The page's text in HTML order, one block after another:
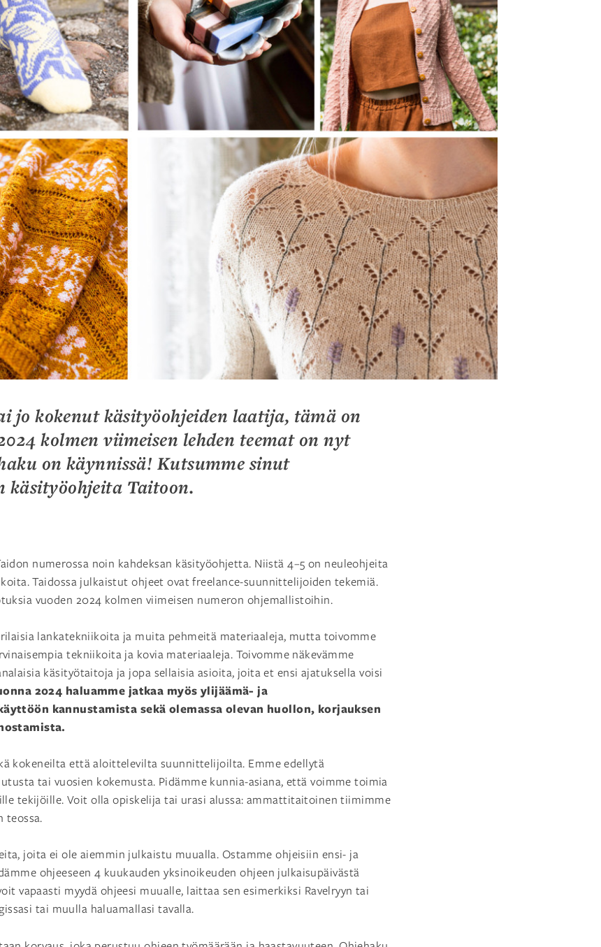
jo kokenut käsityöohjeiden laatija, tämä on
kolmen viimeisen lehden teemat on nyt
on käynnissä! Kutsumme sinut
käsityöohjeita Taitoon.
numerossa noin kahdeksan käsityöohjetta. Niistä 4–5 on neuleohjeita
Taidossa julkaistut ohjeet ovat freelance-suunnittelijoiden tekemiä.
vuoden 2024 kolmen viimeisen numeron ohjemallistoihin.
lankatekniikoita ja muita pehmeitä materiaaleja, mutta toivomme
tekniikoita ja kovia materiaaleja. Toivomme näkevämme
käsityötaitoja ja jopa sellaisia asioita, joita et ensi ajatuksella voisi
2024 haluamme jatkaa myös ylijäämä- ja
kannustamista sekä olemassa olevan huollon, korjauksen
kokeneilta että aloittelevilta suunnittelijoilta. Emme edellytä
tai vuosien kokemusta. Pidämme kunnia-asiana, että voimme toimia
tekijöille. Voit olla opiskelija tai urasi alussa: ammattitaitoinen tiimimme
teossa.
joita ei ole aiemmin julkaistu muualla. Ostamme ohjeisiin ensi- ja
ohjeeseen 4 kuukauden yksinoikeuden ohjeen julkaisupäivästä
vapaasti myydä ohjeesi muualle, laittaa sen esimerkiksi Ravelryyn tai
tai muulla haluamallasi tavalla.